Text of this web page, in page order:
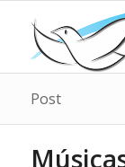
Post